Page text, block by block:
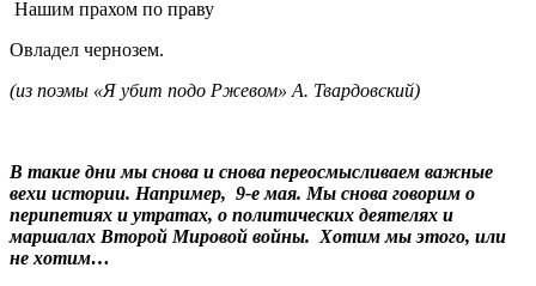
Нашим прахом по праву
Овладел чернозем.
(из поэмы «Я убит подо Ржевом» А. Твардовский)
В такие дни мы снова и снова переосмысливаем важные
вехи истории. Например, 9-е мая. Мы снова говорим о
перипетиях и утратах, о политических деятелях и
маршалах Второй Мировой войны. Хотим мы этого, или
не хотим…